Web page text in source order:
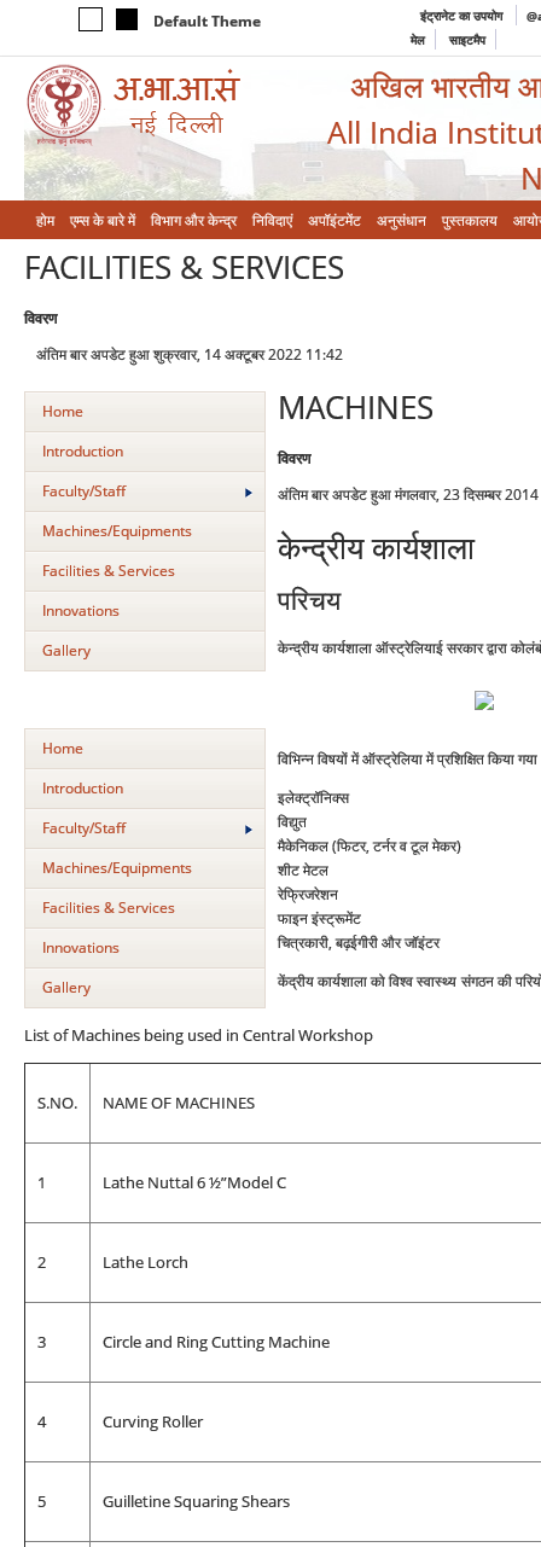
Default Theme इंट्रानेट का उपयोग
मेल
साइटमैप
अखिल भारतीय
All India
होम एम्‍स के बारे में विभाग और केन्‍द्र निविदाएं अपॉइंटमेंट अनुसंधान पुस्तकालय
FACILITIES & SERVICES
विवरण
अंतिम बार अपडेट हुआ शुक्रवार, 14 अक्टूबर 2022 11:42
Home
Introduction
Faculty/Staff
Machines/Equipments
Facilities & Services
Innovations
Gallery
MACHINES
विवरण
अंतिम बार अपडेट हुआ मंगलवार, 23 दिसम्बर
Home
Introduction
Faculty/Staff
Machines/Equipments
Facilities & Services
Innovations
Gallery
List of Machines being used in Central Workshop
S.NO. NAME OF MACHINES
1 Lathe Nuttal 6 ½”Model C
2 Lathe Lorch
3 Circle and Ring Cutting Machine
4 Curving Roller
5 Guilletine Squaring Shears
केन्‍द्रीय कार्यशाला
परिचय
केन्द्रीय कार्यशाला ऑस्ट्रेलियाई सरकार द्वारा
विभिन्न विषयों में ऑस्ट्रेलिया में प्रशिक्षित किया
इलेक्ट्रॉनिक्स
विद्युत
मैकेनिकल (फिटर, टर्नर व टूल मेकर)
शीट मेटल
रेफ्रिजरेशन
फाइन इंस्ट्रूमेंट
चित्रकारी, बढ़ईगीरी और जॉइंटर
केंद्रीय कार्यशाला को विश्‍व स्‍वास्‍थ्‍य संगठन की